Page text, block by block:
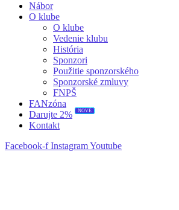
Nábor
O klube
O klube
Vedenie klubu
História
Sponzori
Použitie sponzorského
Sponzorské zmluvy
FNPŠ
FANzóna
Darujte 2%
NOVÉ
Kontakt
Facebook-f InstagramYoutube